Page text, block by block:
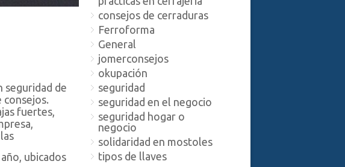
seguridad de
consejos.
fuertes,
ubicados
consejos de cerraduras
Ferroforma
General
jomerconsejos
okupación
seguridad
seguridad en el negocio
seguridad hogar o
negocio
solidaridad en mostoles
tipos de llaves